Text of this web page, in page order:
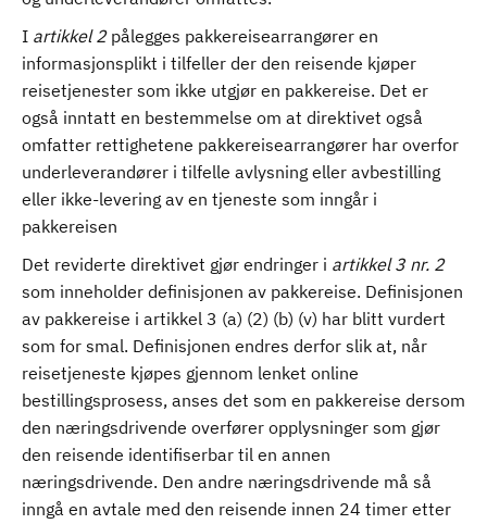
I artikkel 2pålegges pakkereisearrangører en
informasjonsplikt i tilfeller der den reisende kjøper
reisetjenester som ikke utgjør en pakkereise. Det er
også inntatt en bestemmelse om at direktivet også
omfatter rettighetene pakkereisearrangører har overfor
underleverandører i tilfelle avlysning eller avbestilling
eller ikke-levering av en tjeneste som inngår i
pakkereisen
Det reviderte direktivet gjør endringer i artikkel 3 nr. 2
som inneholder definisjonen av pakkereise. Definisjonen
av pakkereise i artikkel 3 (a) (2) (b) (v) har blitt vurdert
som for smal. Definisjonen endres derfor slik at, når
reisetjeneste kjøpes gjennom lenket online
bestillingsprosess, anses det som en pakkereise dersom
den næringsdrivende overfører opplysninger som gjør
den reisende identifiserbar til en annen
næringsdrivende. Den andre næringsdrivende må så
inngå en avtale med den reisende innen 24 timer etter